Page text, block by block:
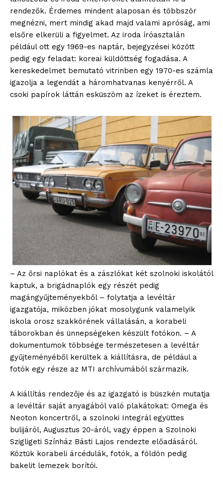
rendezők. Érdemes mindent alaposan és többször
megnézni, mert mindig akad majd valami apróság, ami
elsőre elkerüli a figyelmet. Az iroda íróasztalán
például ott egy 1969-es naptár, bejegyzései között
pedig egy feladat: koreai küldöttség fogadása. A
kereskedelmet bemutató vitrinben egy 1970-es számla
igazolja a legendát a háromhatvanas kenyérről. A
csoki papírok láttán esküszöm az ízeket is éreztem.
– Az őrsi naplókat és a zászlókat két szolnoki iskolától
kaptuk, a brigádnaplók egy részét pedig
magángyűjteményekből – folytatja a levéltár
igazgatója, miközben jókat mosolygunk valamelyik
iskola orosz szakkörének vállalásán, a korabeli
táborokban és ünnepségeken készült fotókon. – A
dokumentumok többsége természetesen a levéltár
gyűjteményéből kerültek a kiállításra, de például a
fotók egy része az MTI archívumából származik.
A kiállítás rendezője és az igazgató is büszkén mutatja
a levéltár saját anyagából való plakátokat: Omega és
Neoton koncertről, a szolnoki Integrál együttes
bulijáról, Augusztus 20-áról, vagy éppen a Szolnoki
Szigligeti Színház Básti Lajos rendezte előadásáról.
Köztük korabeli árcédulák, fotók, a földön pedig
bakelit lemezek borítói.